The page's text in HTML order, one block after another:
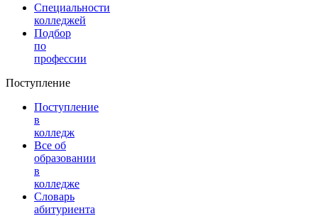
Специальности
колледжей
Подбор
по
профессии
Поступление
Поступление
в
колледж
Все об
образовании
в
колледже
Словарь
абитуриента